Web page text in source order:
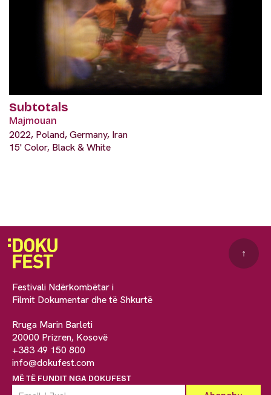
Subtotals
Majmouan
2022, Poland, Germany, Iran
15' Color, Black & White
Festivali Ndërkombëtar i
Filmit Dokumentar dhe të Shkurtë
Rruga Marin Barleti
20000 Prizren, Kosovë
+383 49 150 800
info@dokufest.com
MË TË FUNDIT NGA DOKUFEST
↑